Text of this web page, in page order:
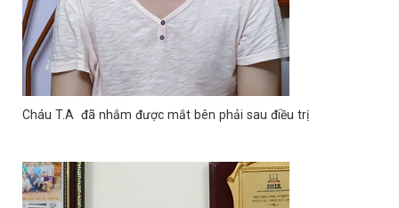
Cháu T.A đã nhắm được mắt bên phải sau điều trị